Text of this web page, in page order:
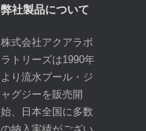
弊社製品について
株式会社アクアラボ
ラトリーズは1990年
より流水プール・ジ
ャグジーを販売開
始、日本全国に多数
の納入実績がござい